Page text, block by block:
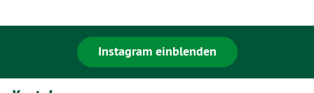
Instagram einblenden